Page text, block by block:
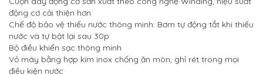
động cơ cải thiện hơn
Chế độ bảo vệ thiếu nước thông minh: Bơm tự động tắt khi thiếu
nước và tự bật lại sau 30p
Bộ điều khiển sạc thông minh
Vỏ máy bằng hợp kim inox chống ăn mòn, ghỉ rét trong mọi
điều kiện nước